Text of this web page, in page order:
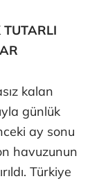
TUTARLI
kalan
günlük
ay sonu
havuzunun
Türkiye